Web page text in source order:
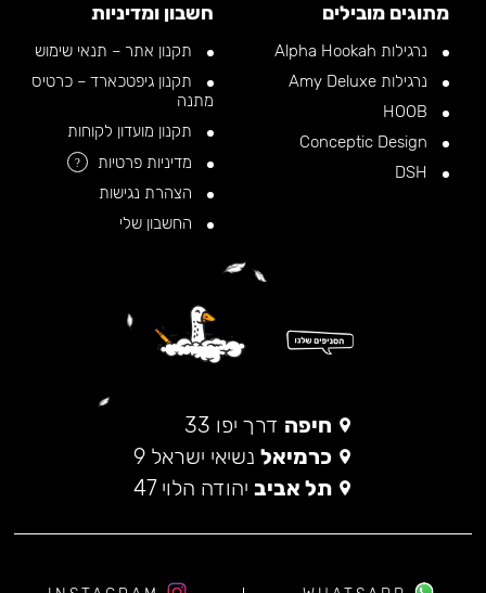
מתוגים מובילים
נרגילות Alpha Hookah
נרגילות Amy Deluxe
חשבון ומדיניות
תקנון אתר – תנאי שימוש
תקנון גיפטכארד – כרטיס
מתנה
תקנון מועדון לקוחות
מדיניות פרטיות
?
הצהרת נגישות
החשבון שלי
חיפה דרך יפו 33
כרמיאל נשיאי ישראל 9
תל אביב יהודה הלוי 47